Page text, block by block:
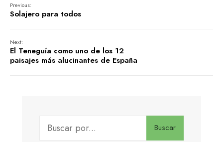
Previous:
Solajero para todos
Next:
El Teneguía como uno de los 12
paisajes más alucinantes de España
Buscar